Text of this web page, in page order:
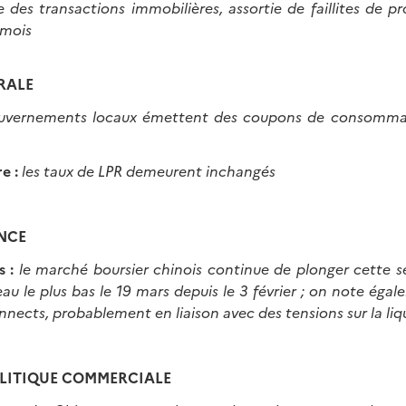
des transactions immobilières, assortie de faillites de
locaux émettent des coupons de
: les taux de LPR demeurent inchangés
: le marché boursier chinois continue de plonger cette
le plus bas le 19 mars depuis le 3 février ; on note
probablement en liaison avec des tensions sur la
COMMERCIALE